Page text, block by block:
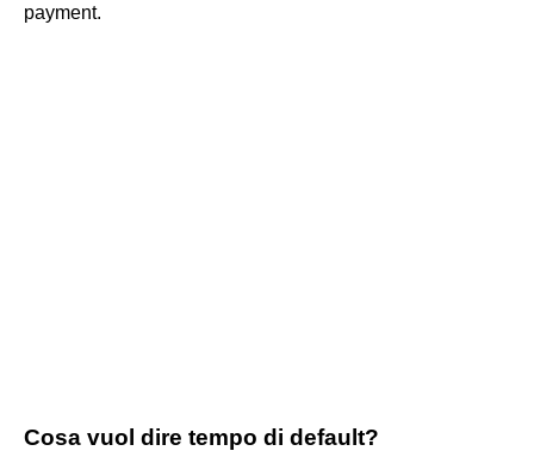
payment.
Cosa vuol dire tempo di default?